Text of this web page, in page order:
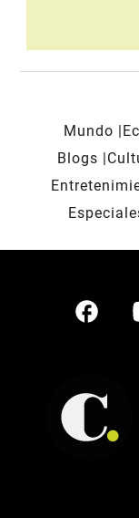
Mundo
Blogs